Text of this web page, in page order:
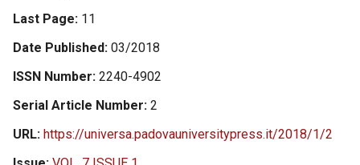
Last Page 11
Date Published 03/2018
ISSN Number 2240-4902
Serial Article Number 2
URL https://universa.padovauniversitypress.it/2018/1/2